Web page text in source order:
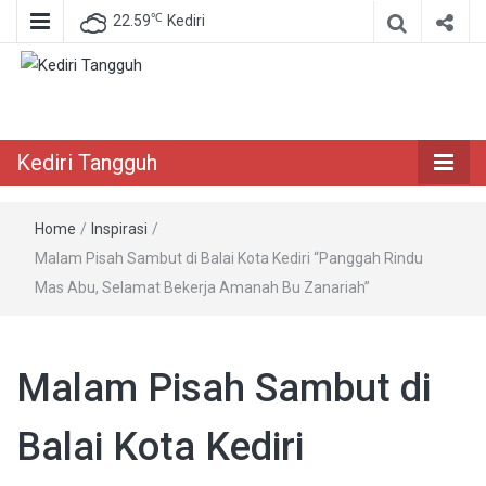
22.59℃ Kediri
Kediri Tangguh
Home / Inspirasi /
Malam Pisah Sambut di Balai Kota Kediri “Panggah Rindu
Mas Abu, Selamat Bekerja Amanah Bu Zanariah”
Malam Pisah Sambut di
Balai Kota Kediri